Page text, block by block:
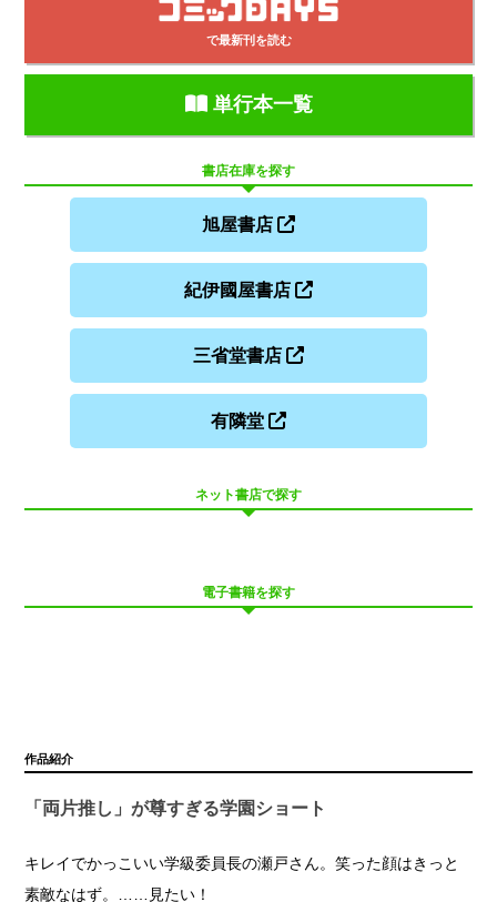
で最新刊を読む
単行本一覧
書店在庫を探す
旭屋書店
紀伊國屋書店
三省堂書店
有隣堂
ネット書店で探す
電子書籍を探す
作品紹介
「両片推し」が尊すぎる学園ショート
キレイでかっこいい学級委員長の瀬戸さん。笑った顔はきっと
素敵なはず。……見たい！